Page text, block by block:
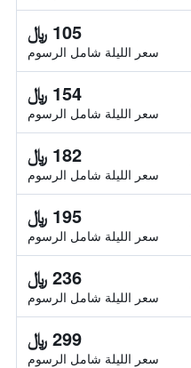
105 ﷼
سعر الليلة شامل الرسوم
154 ﷼
سعر الليلة شامل الرسوم
182 ﷼
سعر الليلة شامل الرسوم
195 ﷼
سعر الليلة شامل الرسوم
236 ﷼
سعر الليلة شامل الرسوم
299 ﷼
سعر الليلة شامل الرسوم